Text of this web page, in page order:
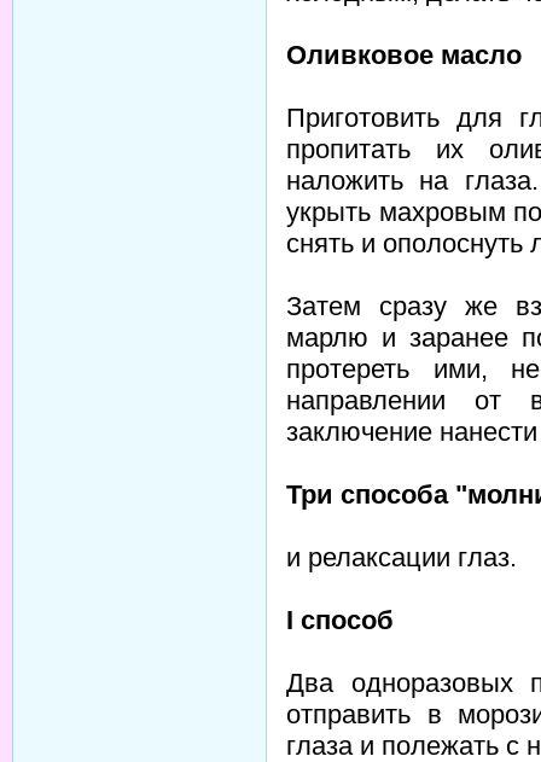
Оливковое масло
Приготовить для
пропитать их
наложить на
укрыть махровым
снять и ополоснуть
Затем сразу же
марлю и заранее
протереть ими,
направлении от
заключение
Три способа
и релаксации глаз.
I способ
Два одноразовых
отправить в
глаза и полежать с